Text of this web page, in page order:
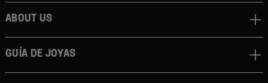
About us
Guía de joyas